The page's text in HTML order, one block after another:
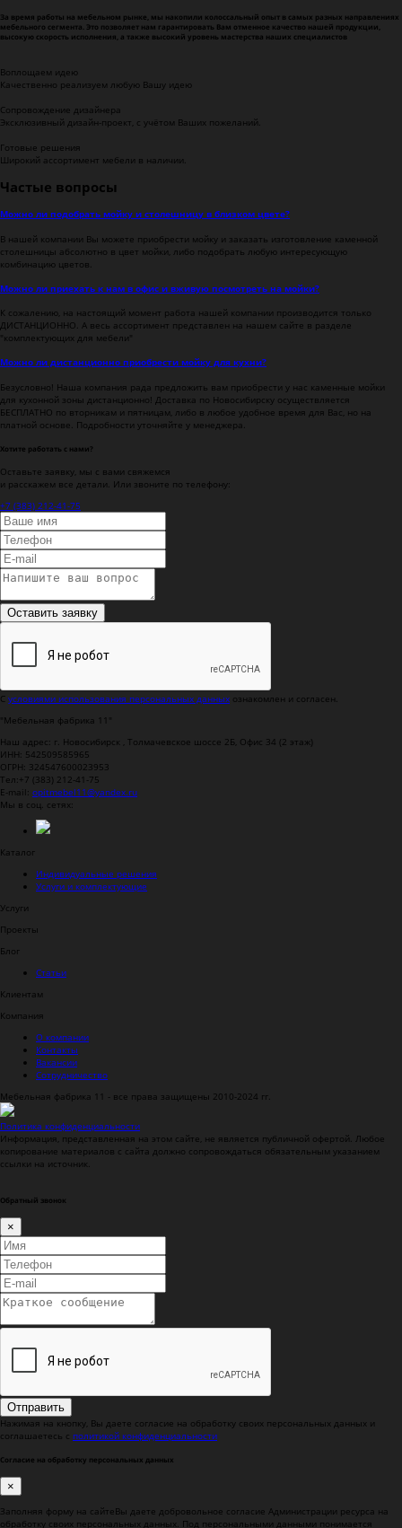
За время работы на мебельном рынке, мы накопили колоссальный опыт в самых разных направлениях
мебельного сегмента. Это позволяет нам гарантировать Вам отменное качество нашей продукции,
высокую скорость исполнения, а также высокий уровень мастерства наших специалистов
Воплощаем идею
Качественно реализуем любую Вашу идею
Сопровождение дизайнера
Эксклюзивный дизайн-проект, с учётом Ваших пожеланий.
Готовые решения
Широкий ассортимент мебели в наличии.
Частые вопросы
Можно ли подобрать мойку и столешницу в близком цвете?
В нашей компании Вы можете приобрести мойку и заказать изготовление каменной
столешницы абсолютно в цвет мойки, либо подобрать любую интересующую
комбинацию цветов.
Можно ли приехать к нам в офис и вживую посмотреть на мойки?
К сожалению, на настоящий момент работа нашей компании производится только
ДИСТАНЦИОННО. А весь ассортимент представлен на нашем сайте в разделе
"комплектующих для мебели"
Можно ли дистанционно приобрести мойку для кухни?
Безусловно! Наша компания рада предложить вам приобрести у нас каменные мойки
для кухонной зоны дистанционно! Доставка по Новосибирску осуществляется
БЕСПЛАТНО по вторникам и пятницам, либо в любое удобное время для Вас, но на
платной основе. Подробности уточняйте у менеджера.
Хотите работать с нами?
Оставьте заявку, мы с вами свяжемся
и расскажем все детали. Или звоните по телефону:
+7 (383) 212-41-75
Оставить заявку
С условиями использования персональных данных ознакомлен и согласен.
"Мебельная фабрика 11"
Наш адрес: г. Новосибирск
Толмачевское шоссе 2Б, Офис 34 (2 этаж)
ИНН: 542509585965
ОГРН: 324547600023953
Тел: +7 (383) 212-41-75
E-mail: opitmebel11@yandex.ru
Мы в соц. сетях:
Каталог
Индивидуальные решения
Услуги и комплектующие
Услуги
Проекты
Блог
Статьи
Клиентам
Компания
О компании
Контакты
Вакансии
Сотрудничество
Мебельная фабрика 11 - все права защищены 2010-2024 гг.
Политика конфиденциальности
Информация, представленная на этом сайте, не является публичной офертой. Любое
копирование материалов с сайта должно сопровождаться обязательным указанием
ссылки на источник.
Обратный звонок
×
Отправить
Нажимая на кнопку, Вы даете согласие на обработку своих персональных данных и
соглашаетесь с политикой конфиденциальности
Согласие на обработку персональных данных
×
Заполняя форму на сайтеВы даете добровольное согласие Администрации ресурса на
обработку своих персональных данных. Под персональными данными понимается